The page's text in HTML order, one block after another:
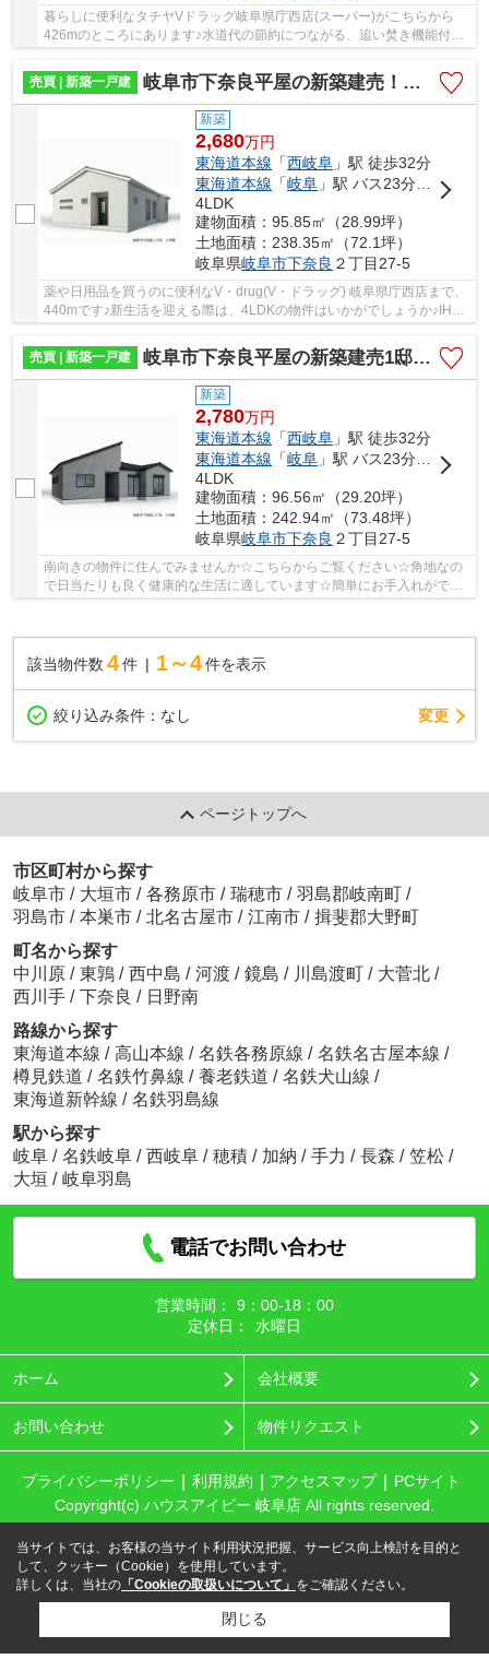
暮らしに便利なタチヤVドラッグ岐阜県庁西店(スーパー)がこちらから
426mのところにあります♪水道代の節約につながる、追い焚き機能付き
売買 | 新築一戸建
岐阜市下奈良平屋の新築建売！お車並列2台可能！市橋小学校まで23分！
新築
2,680万円
東海道本線 「西岐阜 」駅 徒歩32分
東海道本線 「岐阜 」駅 バス23分 「ＯＫＢふれあい会館」 停歩8分
4LDK
建物面積：95.85㎡（28.99坪）
土地面積：238.35㎡（72.1坪）
岐阜県岐阜市下奈良 ２丁目27-5
薬や日用品を買うのに便利なV・drug(V・ドラッグ) 岐阜県庁西店まで、
440mです♪新生活を迎える際は、4LDKの物件はいかがでしょうか♪IHク
売買 | 新築一戸建
岐阜市下奈良平屋の新築建売1邸！お車並列4台可能！市橋小学校まで徒歩23分！南西角地！日当り良好！
新築
2,780万円
東海道本線 「西岐阜 」駅 徒歩32分
東海道本線 「岐阜 」駅 バス23分 「ＯＫＢふれあい会館」 停歩8分
4LDK
建物面積：96.56㎡（29.20坪）
土地面積：242.94㎡（73.48坪）
岐阜県岐阜市下奈良 ２丁目27-5
南向きの物件に住んでみませんか☆こちらからご覧ください☆角地なの
で日当たりも良く健康的な生活に適しています☆簡単にお手入れができ
該当物件数 4件 1～4 件を表示
絞り込み条件： なし 変更
ページトップへ
市区町村から探す
岐阜市 / 大垣市 / 各務原市 / 瑞穂市 / 羽島郡岐南町 /
羽島市 / 本巣市 / 北名古屋市 / 江南市 / 揖斐郡大野町
町名から探す
中川原 / 東鶉 / 西中島 / 河渡 / 鏡島 / 川島渡町 / 大菅北 /
西川手 / 下奈良 / 日野南
路線から探す
東海道本線 / 高山本線 / 名鉄各務原線 / 名鉄名古屋本線 /
樽見鉄道 / 名鉄竹鼻線 / 養老鉄道 / 名鉄犬山線 /
東海道新幹線 / 名鉄羽島線
駅から探す
岐阜 / 名鉄岐阜 / 西岐阜 / 穂積 / 加納 / 手力 / 長森 / 笠松 /
大垣 / 岐阜羽島
電話でお問い合わせ
営業時間：
9：00‐18：00
定休日：
水曜日
ホーム 会社概要
お問い合わせ 物件リクエスト
プライバシーポリシー 利用規約 アクセスマップ
PCサイト
Copyright(c) ハウスアイビー 岐阜店 All rights reserved.
当サイトでは、お客様の当サイト利用状況把握、サービス向上検討を目的と
して、クッキー（Cookie）を使用しています。
詳しくは、当社の 「Cookieの取扱いについて」 をご確認ください。
閉じる